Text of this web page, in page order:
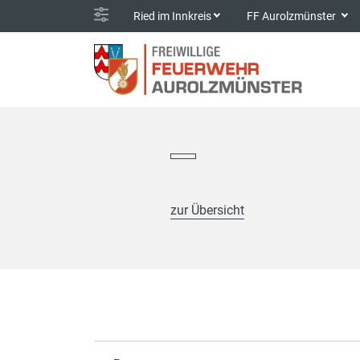
Ried im Innkreis FF Aurolzmünster
zur Übersicht